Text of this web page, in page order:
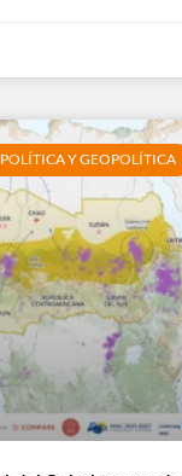
POLÍTICA Y GEOPOLÍTICA